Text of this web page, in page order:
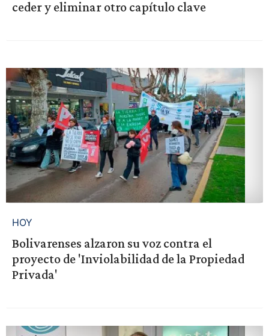
ceder y eliminar otro capítulo clave
HOY
Bolivarenses alzaron su voz contra el
proyecto de 'Inviolabilidad de la Propiedad
Privada'